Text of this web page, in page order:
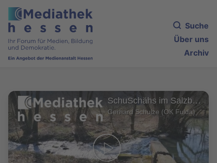
Suche
Über uns
Archiv
SchuSchähs im Salzbödetal
Gerhard Schulze (OK Fulda)